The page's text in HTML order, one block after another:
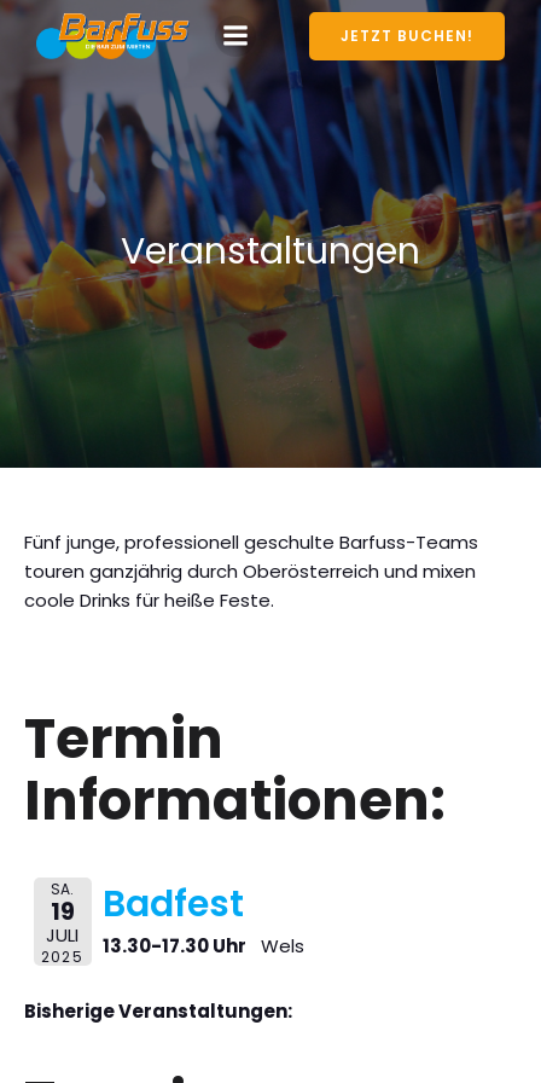
JETZT BUCHEN!
Veranstaltungen
Fünf junge, professionell geschulte Barfuss-Teams
touren ganzjährig durch Oberösterreich und mixen
coole Drinks für heiße Feste.
Termin
Informationen:
SA.
19
JULI
2025
Badfest
13.30-17.30 Uhr Wels
Bisherige Veranstaltungen: